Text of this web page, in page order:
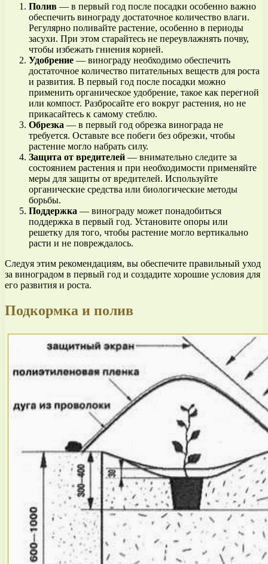
Полив — в первый год после посадки особенно важно
обеспечить винограду достаточное количество влаги.
Регулярно поливайте растение, особенно в периоды
засухи. При этом старайтесь не переувлажнять почву,
чтобы избежать гниения корней.
Удобрение — винограду необходимо обеспечить
достаточное количество питательных веществ для роста
и развития. В первый год после посадки можно
применить органическое удобрение, такое как перегной
или компост. Разбросайте его вокруг растения, но не
прикасайтесь к самому стеблю.
Обрезка — в первый год обрезка винограда не
требуется. Оставьте все побеги без обрезки, чтобы
растение могло набрать силу.
Защита от вредителей — внимательно следите за
состоянием растения и при необходимости применяйте
меры для защиты от вредителей. Используйте
органические средства или биологические методы
борьбы.
Поддержка — винограду может понадобиться
поддержка в первый год. Установите опоры или
решетку для того, чтобы растение могло вертикально
расти и не повреждалось.
Следуя этим рекомендациям, вы обеспечите правильный уход
за виноградом в первый год и создадите хорошие условия для
его развития и роста.
Подкормка и полив